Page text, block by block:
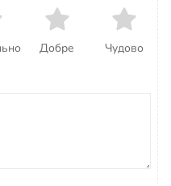
Добре Чудово